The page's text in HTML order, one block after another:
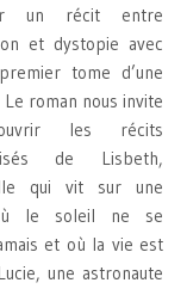
un récit entre
et dystopie avec
tome d’une
Le roman nous invite
les récits
de Lisbeth,
qui vit sur une
le soleil ne se
et où la vie est
une astronaute